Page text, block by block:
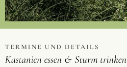
TERMINE UND DETAILS
Kastanien essen & Sturm